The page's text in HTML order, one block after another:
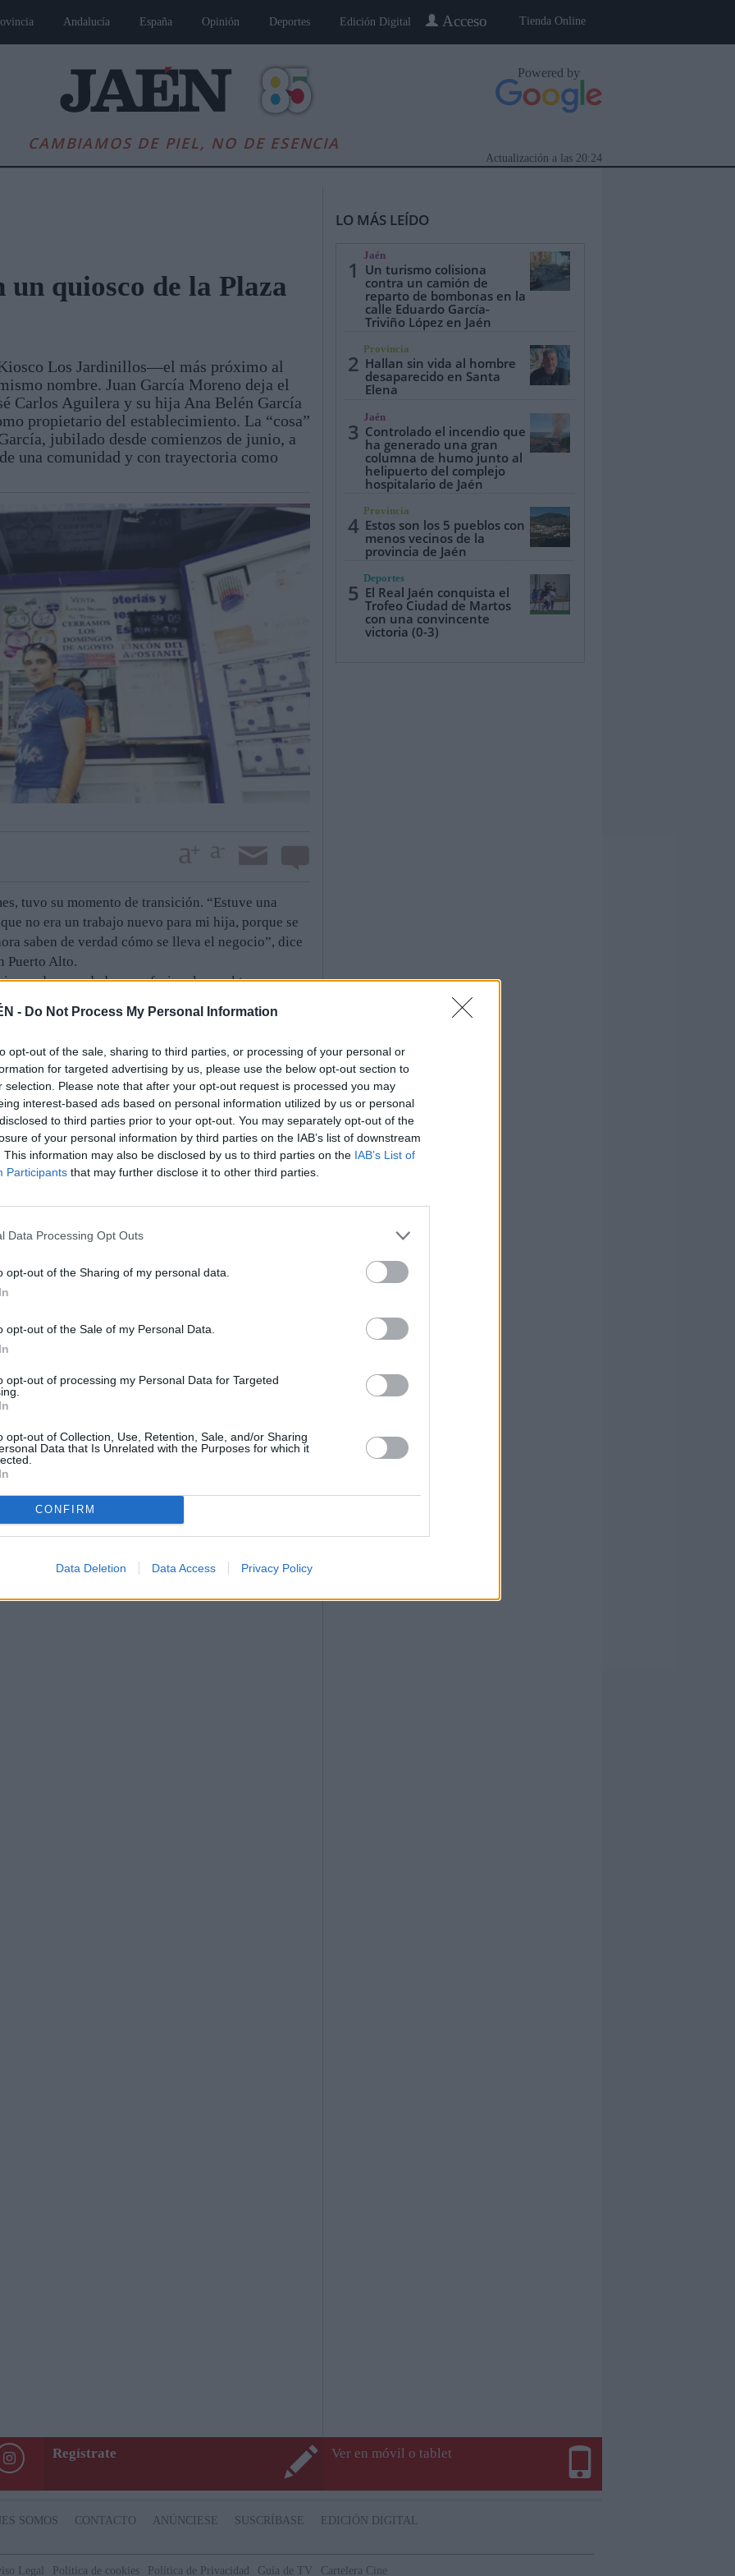
- Do Not Process My Personal Information
opt-out of the sale, sharing to third parties, or processing of your personal or
for targeted advertising by us, please use the below opt-out section to
selection. Please note that after your opt-out request is processed you may
interest-based ads based on personal information utilized by us or personal
to third parties prior to your opt-out. You may separately opt-out of the
of your personal information by third parties on the IAB’s list of downstream
This information may also be disclosed by us to third parties on the IAB’s List of
Participants that may further disclose it to other third parties.
Data Processing Opt Outs
opt-out of the Sharing of my personal data.
opt-out of the Sale of my Personal Data.
opt-out of processing my Personal Data for Targeted
opt-out of Collection, Use, Retention, Sale, and/or Sharing
Data that Is Unrelated with the Purposes for which it
CONFIRM
Data Deletion Data Access Privacy Policy
Tienda Online
Acceso
Andalucía España Opinión Deportes Edición Digital
CAMBIAMOS DE PIEL, NO DE ESENCIA
Powered by
20:24
Actualización a las
Jaén, Pueblo a Pueblo Gente
quiosco de la Plaza
Los Jardinillos—el más próximo al
nombre. Juan García Moreno deja el
Carlos Aguilera y su hija Ana Belén García
propietario del establecimiento. La “cosa”
jubilado desde comienzos de junio, a
una comunidad y con trayectoria como
tuvo su momento de transición. “Estuve una
no era un trabajo nuevo para mi hija, porque se
saben de verdad cómo se lleva el negocio”, dice
Puerto Alto.
de su andadura profesional con el tono
delicados. “Los primeros años fueron difíciles.
un receptor de Loterías y Apuestas del Estado”,
no se eligen— también le puso un escollo
mermada su pierna izquierda; la derecha está algo
idea de cambiar de empleo, de “dimitir” del
los treinta y nueve años de actividad. Su “pan”, su
pocos metros cuadrados desde los que atendía a su
reducido exige estar muy mentalizado. Lo más
manifiesta. El “heredero”, José Carlos Aguilera,
más dicharachero”. Asegura que, aunque
que las propias de quien asume un empleo
estar al tanto de cuanto pasa por sus ojos. “Sé
No puedo poner malas caras”, afirma. Ahora es el
“Tiene que ser muy competente y
el negocio. El público”, subraya Juan García. El
“veterano” recuerda cómo en más de una ocasión
él dentro del establecimiento. “Gajes del oficio”,
Dolores Carrillo. Aguilera y su esposa, Ana Belén
La mujer, que trabajaba en un
Alberto, de nueve años, y Rubén, de uno.
“Por las tardes me sustituye un rato”,
gente por la Plaza de los Jardinillos. “He visto
en que conoces a todo el mundo”, dice
a primeras te metes en dos metros cuadrados”.
LO MÁS LEÍDO
1
Jaén
Un turismo colisiona
contra un camión de
reparto de bombonas en la
calle Eduardo García-
Triviño López en Jaén
2
Provincia
Hallan sin vida al hombre
desaparecido en Santa
Elena
3
Jaén
Controlado el incendio que
ha generado una gran
columna de humo junto al
helipuerto del complejo
hospitalario de Jaén
4
Provincia
Estos son los 5 pueblos con
menos vecinos de la
provincia de Jaén
5
Deportes
El Real Jaén conquista el
Trofeo Ciudad de Martos
con una convincente
victoria (0-3)
Regístrate Ver en móvil o tablet
SOMOS CONTACTO ANÚNCIESE SUSCRÍBASE EDICIÓN DIGITAL
Legal Politica de cookies Política de Privacidad Guía de TV Cartelera Cine